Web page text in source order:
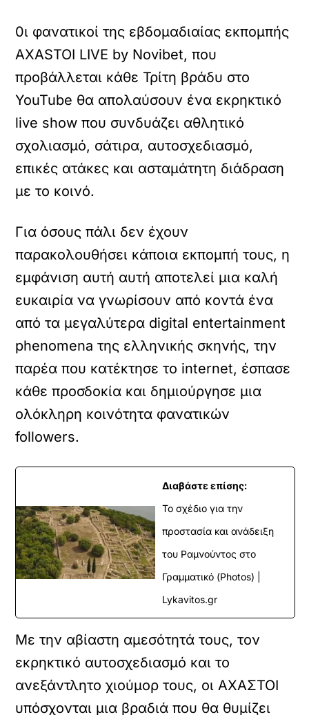
0ι φανατικοί της εβδομαδιαίας εκπομπής
AXASTOI LIVE by Novibet, που
προβάλλεται κάθε Τρίτη βράδυ στο
YouTube θα απολαύσουν ένα εκρηκτικό
live show που συνδυάζει αθλητικό
σχολιασμό, σάτιρα, αυτοσχεδιασμό,
επικές ατάκες και ασταμάτητη διάδραση
με το κοινό.
Για όσους πάλι δεν έχουν
παρακολουθήσει κάποια εκπομπή τους, η
εμφάνιση αυτή αυτή αποτελεί μια καλή
ευκαιρία να γνωρίσουν από κοντά ένα
από τα μεγαλύτερα digital entertainment
phenomena της ελληνικής σκηνής, την
παρέα που κατέκτησε το internet, έσπασε
κάθε προσδοκία και δημιούργησε μια
ολόκληρη κοινότητα φανατικών
followers.
Διαβάστε επίσης:
Το σχέδιο για την
προστασία και ανάδειξη
του Ραμνούντος στο
Γραμματικό (Photos) |
Lykavitos.gr
Με την αβίαστη αμεσότητά τους, τον
εκρηκτικό αυτοσχεδιασμό και το
ανεξάντλητο χιούμορ τους, οι ΑΧΑΣΤΟΙ
υπόσχονται μια βραδιά που θα θυμίζει